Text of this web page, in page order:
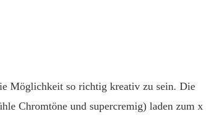
Möglichkeit so richtig kreativ zu sein. Die
Chromtöne und supercremig) laden zum x